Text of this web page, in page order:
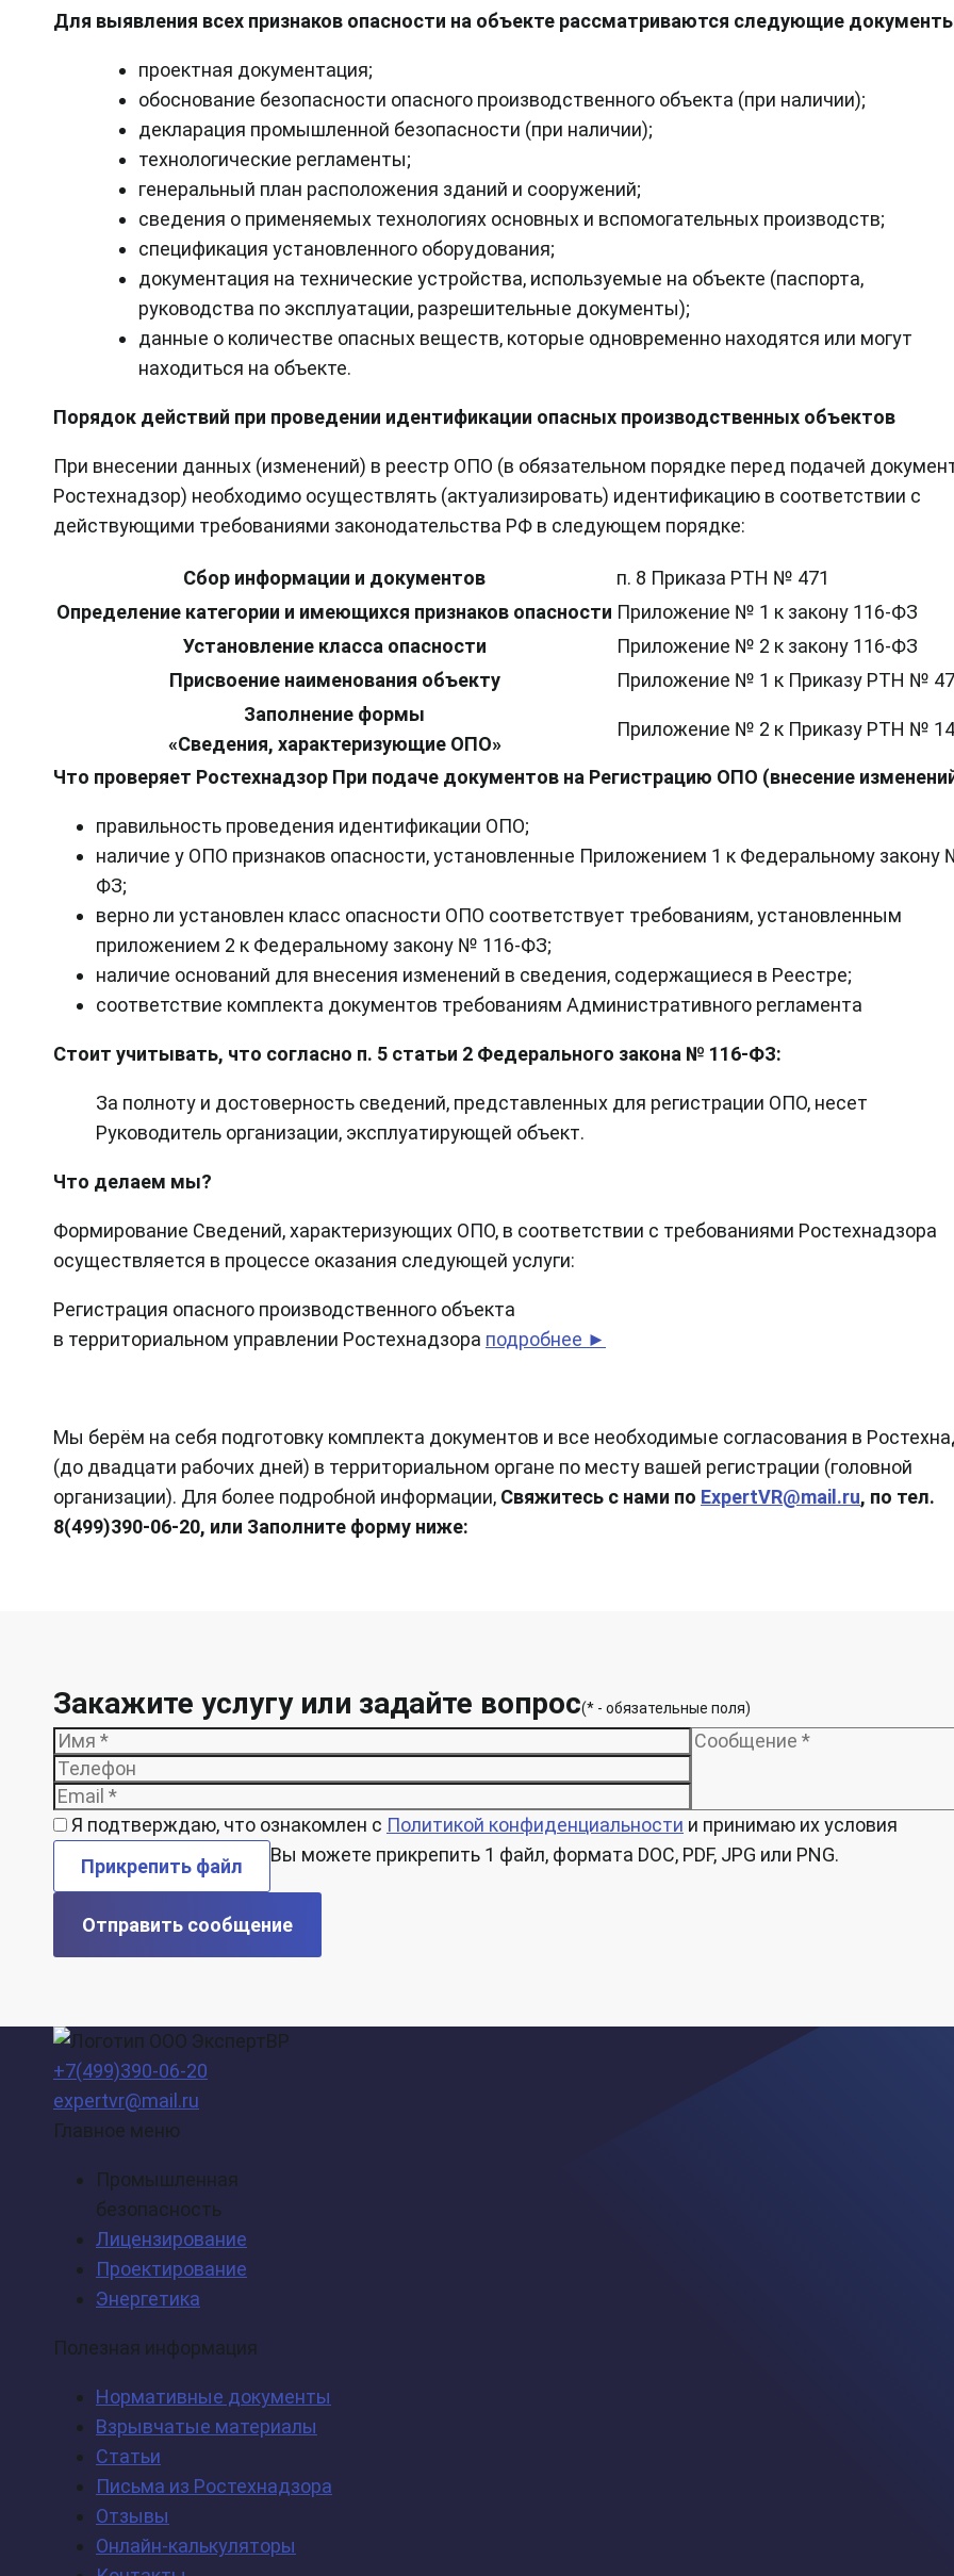
Для выявления всех признаков опасности на объекте рассматриваются следующие
проектная документация;
обоснование безопасности опасного производственного объекта (при наличии);
декларация промышленной безопасности (при наличии);
технологические регламенты;
генеральный план расположения зданий и сооружений;
сведения о применяемых технологиях основных и вспомогательных производств;
спецификация установленного оборудования;
документация на технические устройства, используемые на объекте (паспорта,
руководства по эксплуатации, разрешительные документы);
данные о количестве опасных веществ, которые одновременно находятся или могут
находиться на объекте.
Порядок действий при проведении идентификации опасных производственных объектов
При внесении данных (изменений) в реестр ОПО (в обязательном порядке перед подачей
Ростехнадзор) необходимо осуществлять (актуализировать) идентификацию в соответствии с
действующими требованиями законодательства РФ в следующем порядке:
Сбор информации и документов
п. 8 Приказа РТН № 471
Определение категории и имеющихся признаков опасности Приложение № 1 к закону 116-ФЗ
Установление класса опасности
Приложение № 2 к закону 116-ФЗ
Присвоение наименования объекту
Приложение № 1 к Приказу РТН №
Заполнение формы
«Сведения, характеризующие ОПО»
Приложение № 2 к Приказу РТН №
Что проверяет Ростехнадзор При подаче документов на Регистрацию ОПО (внесение
правильность проведения идентификации ОПО;
наличие у ОПО признаков опасности, установленные Приложением 1 к Федеральному закону
ФЗ;
верно ли установлен класс опасности ОПО соответствует требованиям, установленным
приложением 2 к Федеральному закону № 116-ФЗ;
наличие оснований для внесения изменений в сведения, содержащиеся в Реестре;
соответствие комплекта документов требованиям Административного регламента
Стоит учитывать, что согласно п. 5 статьи 2 Федерального закона № 116-ФЗ:
За полноту и достоверность сведений, представленных для регистрации ОПО, несет
Руководитель организации, эксплуатирующей объект.
Что делаем мы?
Формирование Сведений, характеризующих ОПО, в соответствии с требованиями Ростехнадзора
осуществляется в процессе оказания следующей услуги:
Регистрация опасного производственного объекта
в территориальном управлении Ростехнадзора подробнее ►
Мы берём на себя подготовку комплекта документов и все необходимые согласования в
(до двадцати рабочих дней) в территориальном органе по месту вашей регистрации (головной
организации). Для более подробной информации, Свяжитесь с нами по ExpertVR@mail.ru, по тел.
8(499)390-06-20, или Заполните форму ниже:
Закажите услугу или задайте вопрос(* - обязательные поля)
Я подтверждаю, что ознакомлен с Политикой конфиденциальности и принимаю их условия
Прикрепить файл
Вы можете прикрепить 1 файл, формата DOC, PDF, JPG или PNG.
Отправить сообщение
+7(499)390-06-20
expertvr@mail.ru
Главное меню
Промышленная
безопасность
Лицензирование
Проектирование
Энергетика
Полезная информация
Нормативные документы
Взрывчатые материалы
Статьи
Письма из Ростехнадзора
Отзывы
Онлайн-калькуляторы